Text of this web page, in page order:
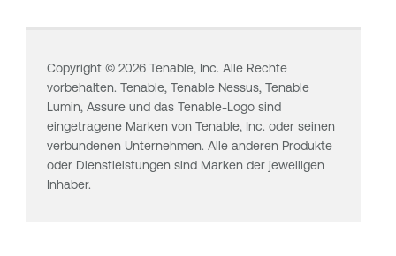
Copyright © 2026Tenable, Inc. Alle Rechte
vorbehalten. Tenable, Tenable Nessus, Tenable
Lumin, Assure und das Tenable-Logo sind
eingetragene Marken von Tenable, Inc. oder seinen
verbundenen Unternehmen. Alle anderen Produkte
oder Dienstleistungen sind Marken der jeweiligen
Inhaber.